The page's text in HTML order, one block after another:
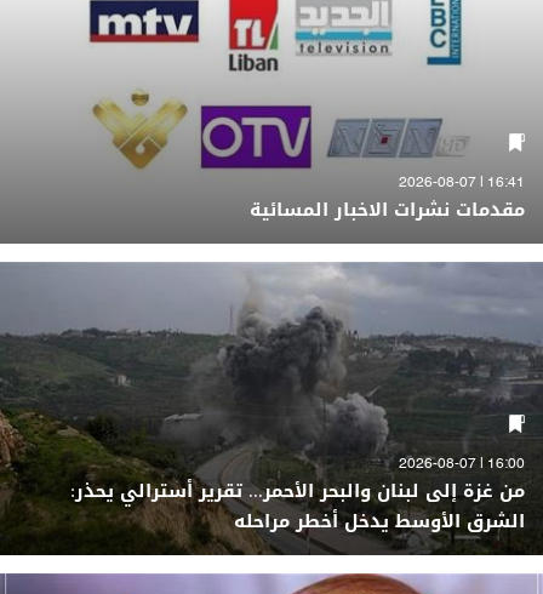
16:41 | 2026-08-07
مقدمات نشرات الاخبار المسائية
16:00 | 2026-08-07
من غزة إلى لبنان والبحر الأحمر... تقرير أسترالي يحذر:
الشرق الأوسط يدخل أخطر مراحله